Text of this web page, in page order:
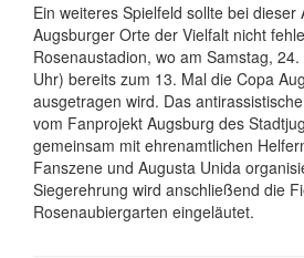
Ein weiteres Spielfeld sollte bei dieser
Augsburger Orte der Vielfalt nicht
Rosenaustadion, wo am Samstag,
Uhr) bereits zum 13. Mal die Copa
ausgetragen wird. Das
vom Fanprojekt Augsburg des
gemeinsam mit ehrenamtlichen
Fanszene und Augusta Unida
Siegerehrung wird anschließend die
Rosenaubiergarten eingeläutet.